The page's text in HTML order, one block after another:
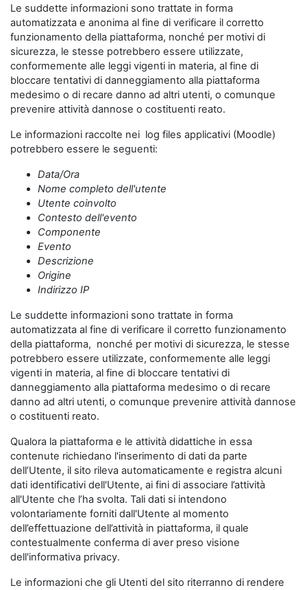
Le suddette informazioni sono trattate in forma
automatizzata e anonima al fine di verificare il corretto
funzionamento della piattaforma, nonché per motivi di
sicurezza, le stesse potrebbero essere utilizzate,
conformemente alle leggi vigenti in materia, al fine di
bloccare tentativi di danneggiamento alla piattaforma
medesimo o di recare danno ad altri utenti, o comunque
prevenire attività dannose o costituenti reato.
Le informazioni raccolte nei log files applicativi (Moodle)
potrebbero essere le seguenti:
Data/Ora
Nome completo dell'utente
Utente coinvolto
Contesto dell'evento
Componente
Evento
Descrizione
Origine
Indirizzo IP
Le suddette informazioni sono trattate in forma
automatizzata al fine di verificare il corretto funzionamento
della piattaforma, nonché per motivi di sicurezza, le stesse
potrebbero essere utilizzate, conformemente alle leggi
vigenti in materia, al fine di bloccare tentativi di
danneggiamento alla piattaforma medesimo o di recare
danno ad altri utenti, o comunque prevenire attività dannose
o costituenti reato.
Qualora la piattaforma e le attività didattiche in essa
contenute richiedano l'inserimento di dati da parte
dell’Utente, il sito rileva automaticamente e registra alcuni
dati identificativi dell'Utente, ai fini di associare l’attività
all'Utente che l’ha svolta. Tali dati si intendono
volontariamente forniti dall'Utente al momento
dell’effettuazione dell’attività in piattaforma, il quale
contestualmente conferma di aver preso visione
dell'informativa privacy.
Le informazioni che gli Utenti del sito riterranno di rendere